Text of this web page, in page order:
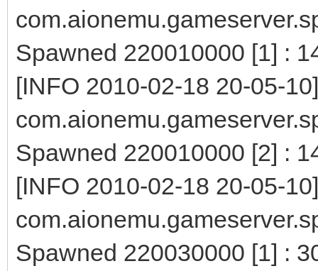
Spawned 220010000 [1] :
[INFO 2010-02-18 20-05-10]
Spawned 220010000 [2] :
[INFO 2010-02-18 20-05-10]
Spawned 220030000 [1] :